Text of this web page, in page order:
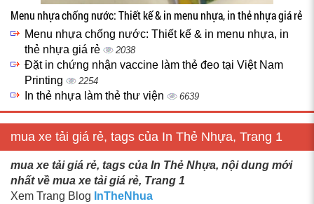
Menu nhựa chống nước: Thiết kế & in menu nhựa, in thẻ nhựa giá rẻ
Menu nhựa chống nước: Thiết kế & in menu nhựa, in
thẻ nhựa giá rẻ
2038
Đặt in chứng nhận vaccine làm thẻ đeo tại Việt Nam
Printing
2254
In thẻ nhựa làm thẻ thư viện 6639
mua xe tải giá rẻ, tags của In Thẻ Nhựa, Trang 1
mua xe tải giá rẻ, tags của In Thẻ Nhựa, nội dung mới
nhất về mua xe tải giá rẻ, Trang 1
Xem Trang Blog InTheNhua